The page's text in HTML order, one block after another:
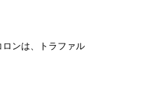
ンは、トラファル